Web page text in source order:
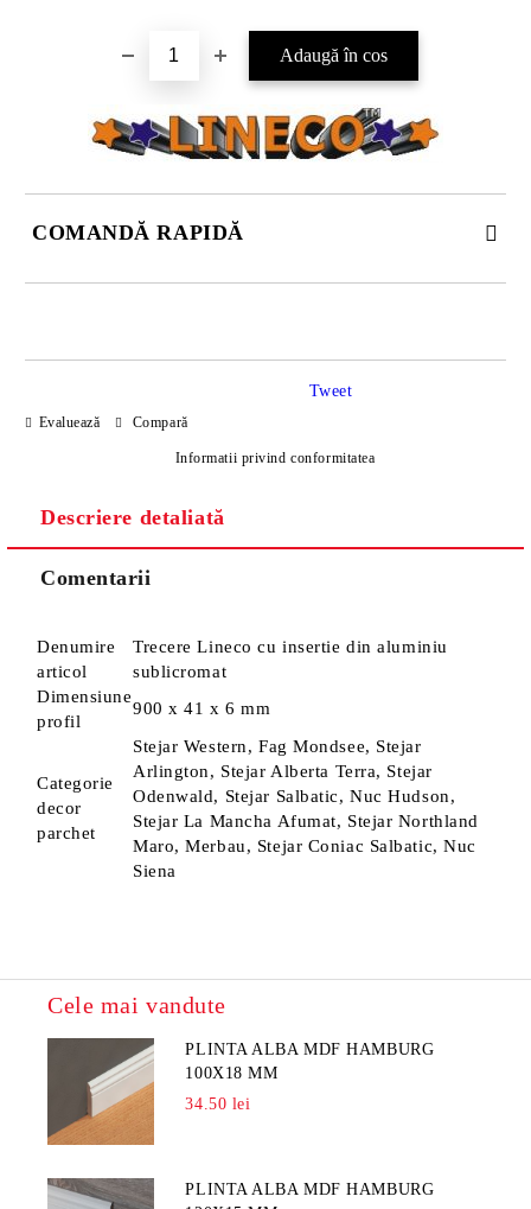
COMANDĂ RAPIDĂ
Sunt de acord cuPolitica de confidentialitate
Noi vă vom contacta pentru finalizarea comenzii.
Evaluează Compară
Informatii privind conformitatea
Tweet
Descriere detaliată
Comentarii
Denumire
articol
Trecere Lineco cu insertie din aluminiu
sublicromat
Dimensiune
profil
900 x 41 x 6 mm
Categorie
decor
parchet
Stejar Western, Fag Mondsee, Stejar
Arlington, Stejar Alberta Terra, Stejar
Odenwald, Stejar Salbatic, Nuc Hudson,
Stejar La Mancha Afumat, Stejar Northland
Maro, Merbau, Stejar Coniac Salbatic, Nuc
Siena
Cele mai vandute
PLINTA ALBA MDF HAMBURG
100X18 MM
34.50 lei
PLINTA ALBA MDF HAMBURG